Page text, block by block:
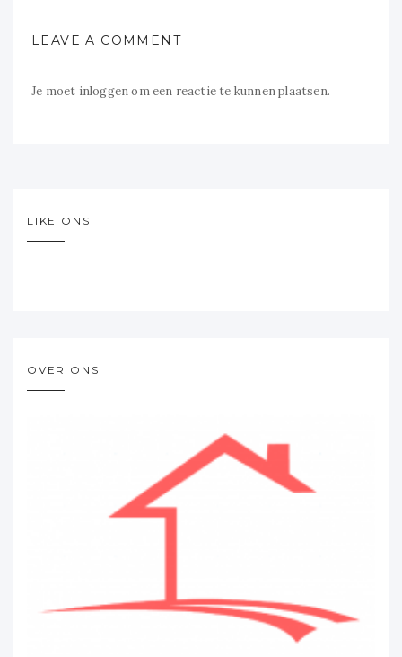
LEAVE A COMMENT
Je moet inloggenom een reactie te kunnen plaatsen.
LIKE ONS
OVER ONS